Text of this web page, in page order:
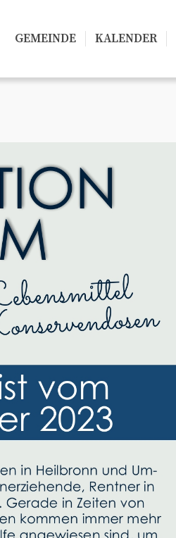
GEMEINDE KALENDER